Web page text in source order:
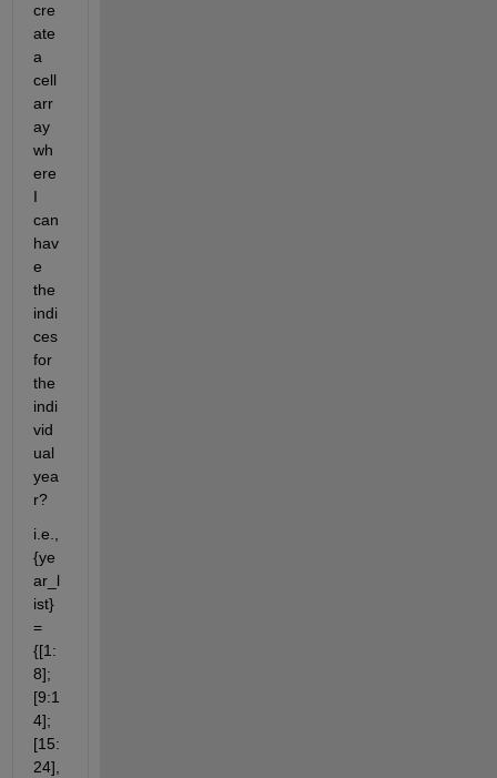
cre
ate
a
cell
arr
ay
wh
ere
I
can
hav
e
the
indi
ces
for
the
indi
vid
ual
yea
r?
i.e.,
{ye
ar_l
ist}
=
{[1:
8];
[9:1
4];
[15:
24],